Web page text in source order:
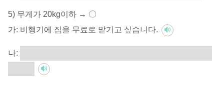
5) 무게가 20kg이하 → 〇
가: 비행기에 짐을 무료로 맡기고 싶습니다.
나: